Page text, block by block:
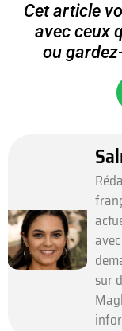
Cet article
avec ceux
ou
sur